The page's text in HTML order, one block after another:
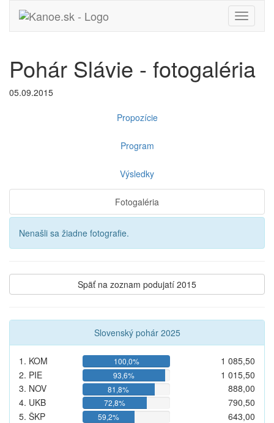
Toggle
Pohár Slávie - fotogaléria
05.09.2015
Propozície
Program
Výsledky
Fotogaléria
Nenašli sa žiadne fotografie.
Späť na zoznam podujatí 2015
Slovenský pohár 2025
1. KOM 100,0%
1 085,50
2. PIE
93,6%
1 015,50
3. NOV
81,8%
888,00
4. UKB
72,8%
790,50
5. ŠKP
59,2% 643,00